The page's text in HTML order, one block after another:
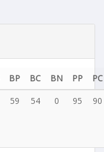
BP BC BN PP
PC
59 54 0 95 90